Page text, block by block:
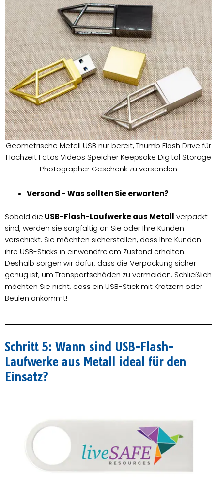
Geometrische Metall USB nur bereit, Thumb Flash Drive für
Hochzeit Fotos Videos Speicher Keepsake Digital Storage
Photographer Geschenk zu versenden
Versand - Was sollten Sie erwarten?
Sobald die USB-Flash-Laufwerke aus Metall verpackt
sind, werden sie sorgfältig an Sie oder Ihre Kunden
verschickt. Sie möchten sicherstellen, dass Ihre Kunden
ihre USB-Sticks in einwandfreiem Zustand erhalten.
Deshalb sorgen wir dafür, dass die Verpackung sicher
genug ist, um Transportschäden zu vermeiden. Schließlich
möchten Sie nicht, dass ein USB-Stick mit Kratzern oder
Beulen ankommt!
Schritt 5: Wann sind USB-Flash-
Laufwerke aus Metall ideal für den
Einsatz?